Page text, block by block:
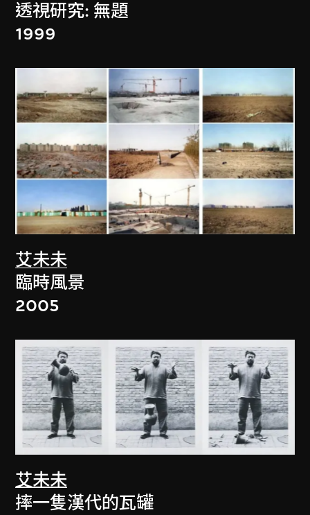
透視研究: 無題
1999
艾未未
臨時風景
2005
艾未未
摔一隻漢代的瓦罐